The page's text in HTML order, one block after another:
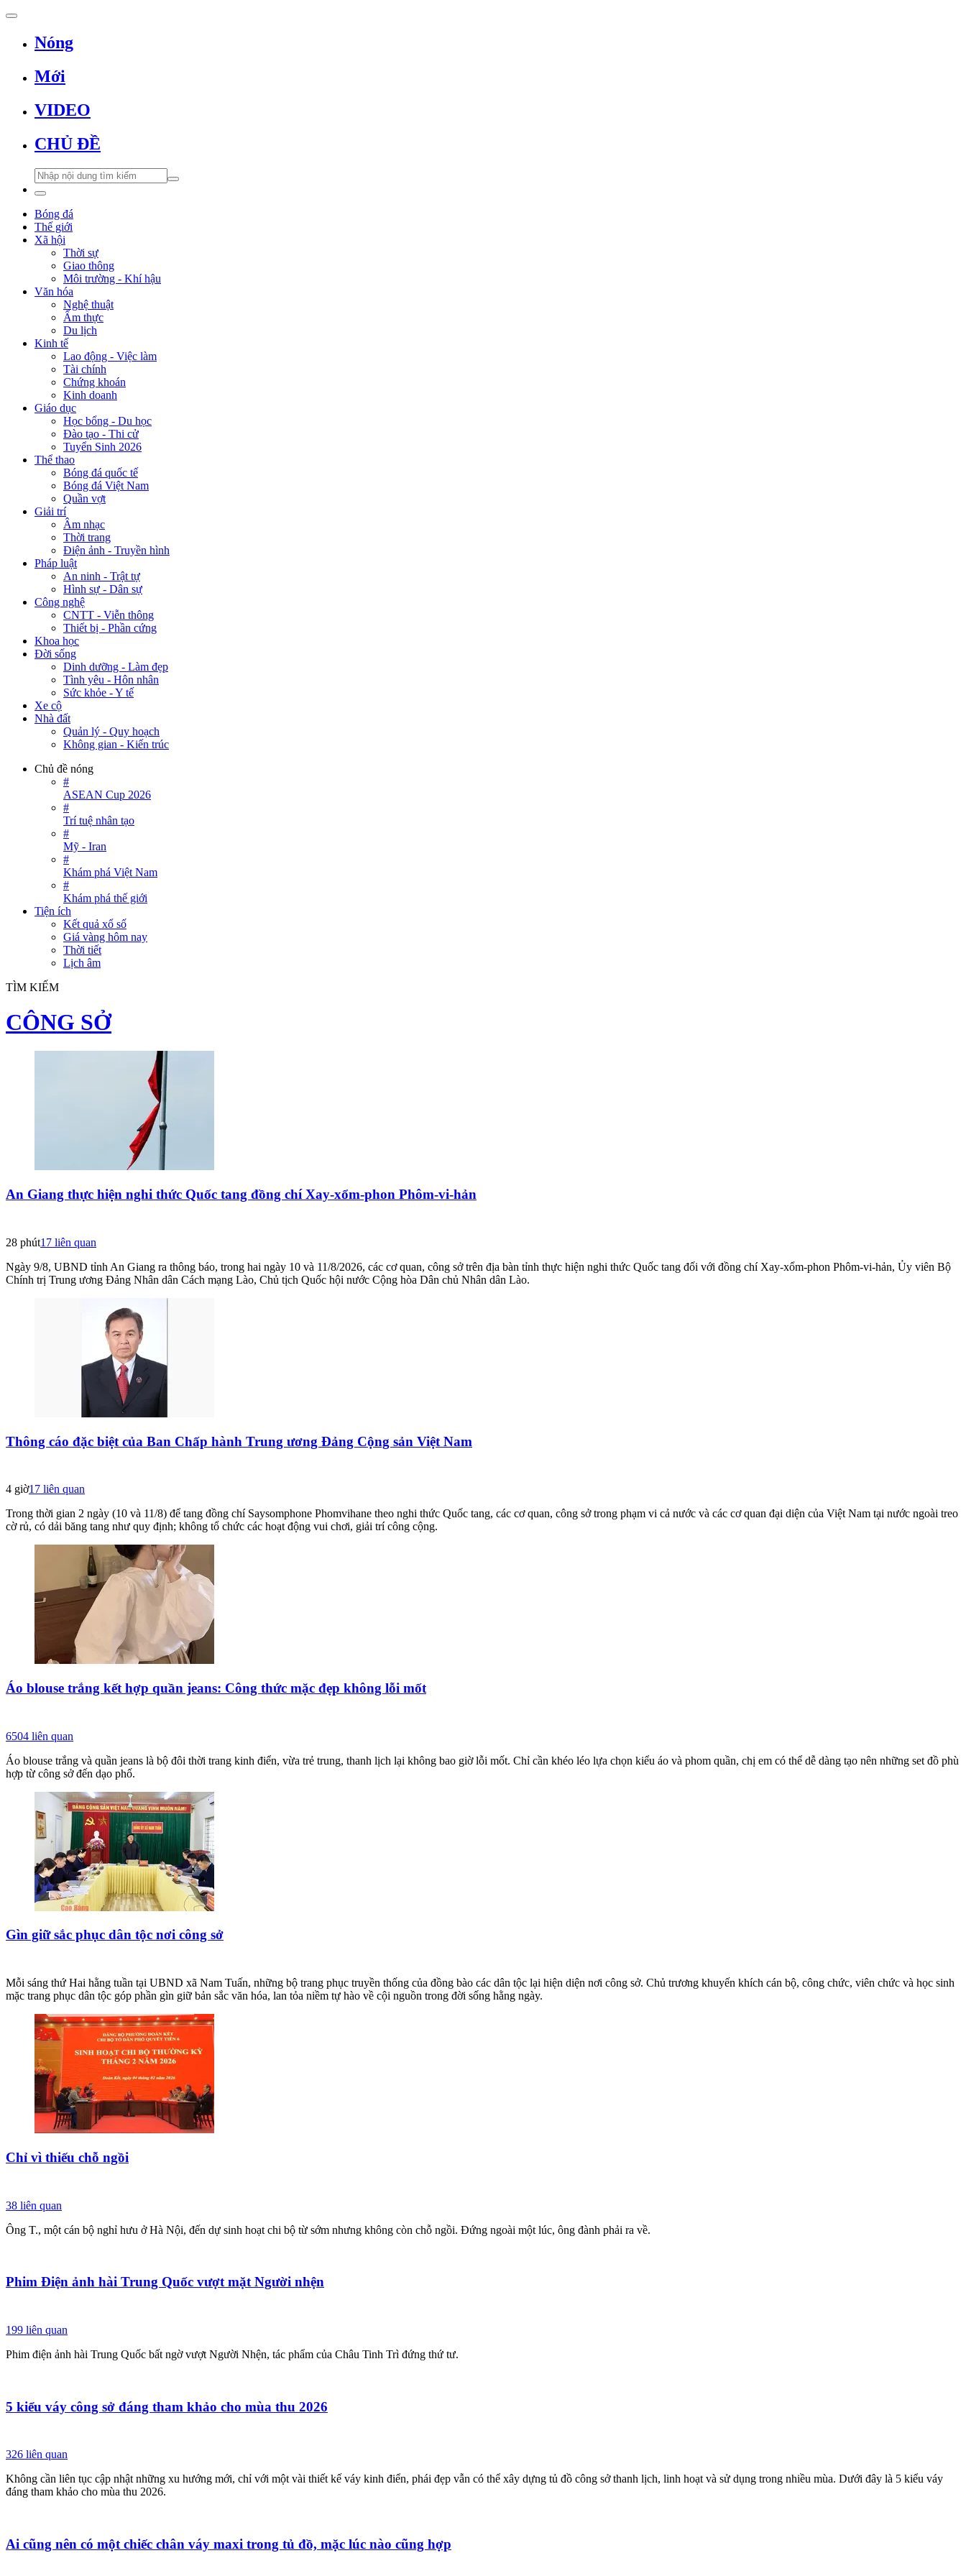
Nóng
Mới
VIDEO
CHỦ ĐỀ
Bóng đá
Thế giới
Xã hội
Thời sự
Giao thông
Môi trường - Khí hậu
Văn hóa
Nghệ thuật
Ẩm thực
Du lịch
Kinh tế
Lao động - Việc làm
Tài chính
Chứng khoán
Kinh doanh
Giáo dục
Học bổng - Du học
Đào tạo - Thi cử
Tuyển Sinh 2026
Thể thao
Bóng đá quốc tế
Bóng đá Việt Nam
Quần vợt
Giải trí
Âm nhạc
Thời trang
Điện ảnh - Truyền hình
Pháp luật
An ninh - Trật tự
Hình sự - Dân sự
Công nghệ
CNTT - Viễn thông
Thiết bị - Phần cứng
Khoa học
Đời sống
Dinh dưỡng - Làm đẹp
Tình yêu - Hôn nhân
Sức khỏe - Y tế
Xe cộ
Nhà đất
Quản lý - Quy hoạch
Không gian - Kiến trúc
Chủ đề nóng
#
ASEAN Cup 2026
#
Trí tuệ nhân tạo
#
Mỹ - Iran
#
Khám phá Việt Nam
#
Khám phá thế giới
Tiện ích
Kết quả xổ số
Giá vàng hôm nay
Thời tiết
Lịch âm
TÌM KIẾM
CÔNG SỞ
An Giang thực hiện nghi thức Quốc tang đồng chí Xay-xổm-phon Phôm-vi-hản
28 phút17 liên quan
Ngày 9/8, UBND tỉnh An Giang ra thông báo, trong hai ngày 10 và 11/8/2026, các cơ quan, công sở trên địa bàn tỉnh thực hiện nghi thức Quốc tang đối với đồng chí Xay-xổm-phon Phôm-vi-hản, Ủy viên Bộ
Chính trị Trung ương Đảng Nhân dân Cách mạng Lào, Chủ tịch Quốc hội nước Cộng hòa Dân chủ Nhân dân Lào.
Thông cáo đặc biệt của Ban Chấp hành Trung ương Đảng Cộng sản Việt Nam
4 giờ17 liên quan
Trong thời gian 2 ngày (10 và 11/8) để tang đồng chí Saysomphone Phomvihane theo nghi thức Quốc tang, các cơ quan, công sở trong phạm vi cả nước và các cơ quan đại diện của Việt Nam tại nước ngoài treo
cờ rủ, có dải băng tang như quy định; không tổ chức các hoạt động vui chơi, giải trí công cộng.
Áo blouse trắng kết hợp quần jeans: Công thức mặc đẹp không lỗi mốt
6504 liên quan
Áo blouse trắng và quần jeans là bộ đôi thời trang kinh điển, vừa trẻ trung, thanh lịch lại không bao giờ lỗi mốt. Chỉ cần khéo léo lựa chọn kiểu áo và phom quần, chị em có thể dễ dàng tạo nên những set đồ phù
hợp từ công sở đến dạo phố.
Gìn giữ sắc phục dân tộc nơi công sở
Mỗi sáng thứ Hai hằng tuần tại UBND xã Nam Tuấn, những bộ trang phục truyền thống của đồng bào các dân tộc lại hiện diện nơi công sở. Chủ trương khuyến khích cán bộ, công chức, viên chức và học sinh
mặc trang phục dân tộc góp phần gìn giữ bản sắc văn hóa, lan tỏa niềm tự hào về cội nguồn trong đời sống hằng ngày.
Chỉ vì thiếu chỗ ngồi
38 liên quan
Ông T., một cán bộ nghỉ hưu ở Hà Nội, đến dự sinh hoạt chi bộ từ sớm nhưng không còn chỗ ngồi. Đứng ngoài một lúc, ông đành phải ra về.
Phim Điện ảnh hài Trung Quốc vượt mặt Người nhện
199 liên quan
Phim điện ảnh hài Trung Quốc bất ngờ vượt Người Nhện, tác phẩm của Châu Tinh Trì đứng thứ tư.
5 kiểu váy công sở đáng tham khảo cho mùa thu 2026
326 liên quan
Không cần liên tục cập nhật những xu hướng mới, chỉ với một vài thiết kế váy kinh điển, phái đẹp vẫn có thể xây dựng tủ đồ công sở thanh lịch, linh hoạt và sử dụng trong nhiều mùa. Dưới đây là 5 kiểu váy
đáng tham khảo cho mùa thu 2026.
Ai cũng nên có một chiếc chân váy maxi trong tủ đồ, mặc lúc nào cũng hợp